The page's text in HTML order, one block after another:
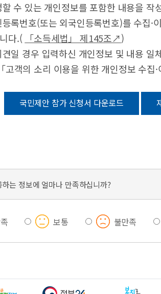
수 있는 개인정보를 포함한 내용을
록번호(또는 외국인등록번호)를 수집·
다.(
「소득세법」 제145조↗)
일 경우 입력하신 개인정보 및 내용
객의 소리 이용을 위한 개인정보 수집
국민제안 참가 신청서 다운로드
는 정보에 얼마나 만족하십니까?
보통 불만족